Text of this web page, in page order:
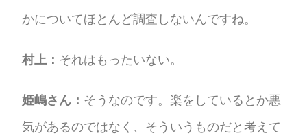
かについてほとんど調査しないんですね。
村上： それはもったいない。
姫嶋さん： そうなのです。楽をしているとか悪
気があるのではなく、そういうものだと考えて